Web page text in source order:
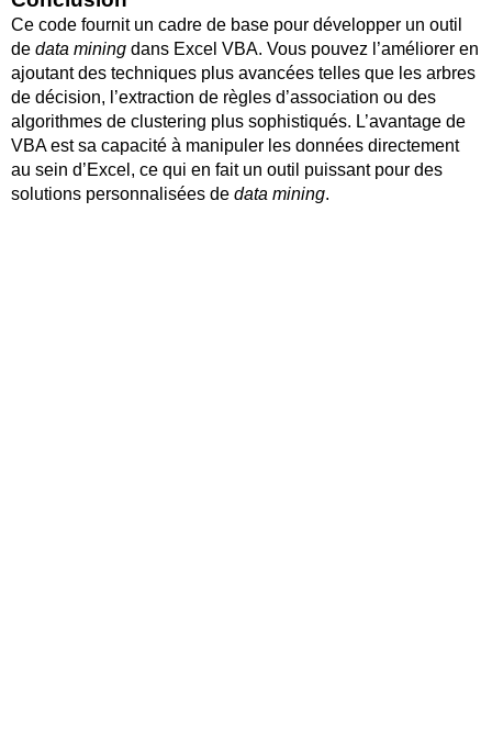
Ce code fournit un cadre de base pour développer un outil
de data mining dans Excel VBA. Vous pouvez l’améliorer en
ajoutant des techniques plus avancées telles que les arbres
de décision, l’extraction de règles d’association ou des
algorithmes de clustering plus sophistiqués. L’avantage de
VBA est sa capacité à manipuler les données directement
au sein d’Excel, ce qui en fait un outil puissant pour des
solutions personnalisées de data mining.